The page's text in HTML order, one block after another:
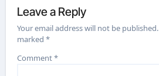
Leave a Reply
Your email address will not be published.
marked*
Comment*